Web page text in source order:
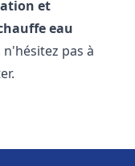
et
eau
n'hésitez pas à